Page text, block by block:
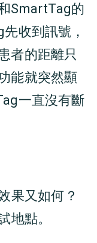
SmartTag的
收到訊號，
者的距離只
能就突然顯
一直沒有斷
果又如何？
地點。